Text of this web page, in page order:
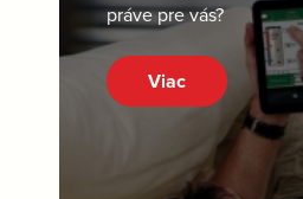
práve pre vás?
Viac